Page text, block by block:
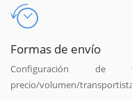
Formas de envío
Configuración
precio/volumen/